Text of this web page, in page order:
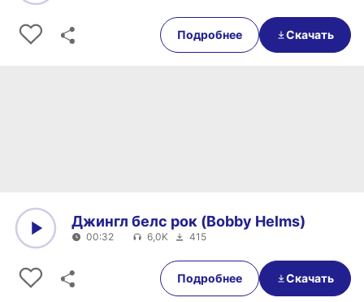
00:39
Подробнее Скачать
00:32
Джингл белс рок (Bobby Helms)
00:32 6,0K 415
Подробнее Скачать